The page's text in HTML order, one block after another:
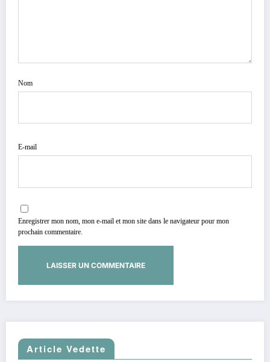
Nom
E-mail
Enregistrer mon nom, mon e-mail et mon site dans le navigateur pour mon
prochain commentaire.
Article Vedette